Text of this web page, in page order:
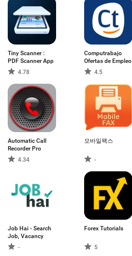
Tiny Scanner :
PDF Scanner App
4.78
Computrabajo
Ofertas de Empleo
4.5
Automatic Call
Recorder Pro
4.34
모바일팩스
-
Job Hai - Search
Job, Vacancy
-
Forex Tutorials
5